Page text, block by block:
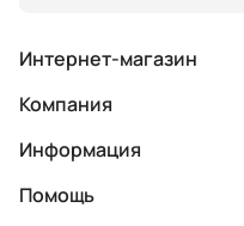
Интернет-магазин
Компания
Информация
Помощь